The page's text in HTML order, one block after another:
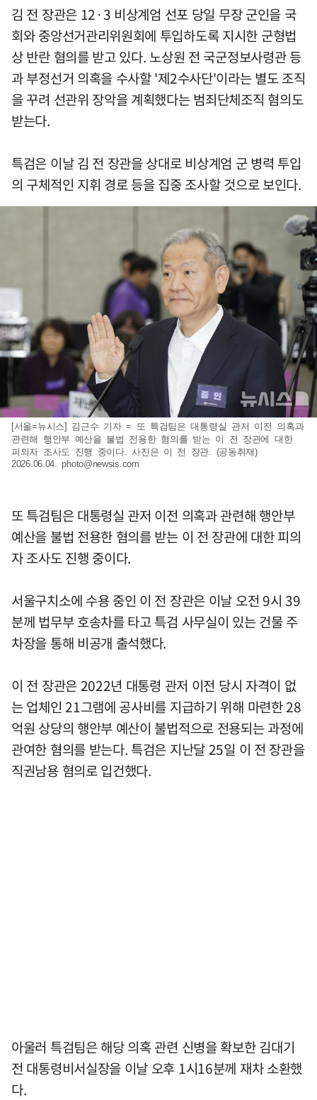
김 전 장관은 12·3 비상계엄 선포 당일 무장 군인을 국
회와 중앙선거관리위원회에 투입하도록 지시한 군형법
상 반란 혐의를 받고 있다. 노상원 전 국군정보사령관 등
과 부정선거 의혹을 수사할 '제2수사단'이라는 별도 조직
을 꾸려 선관위 장악을 계획했다는 범죄단체조직 혐의도
받는다.
특검은 이날 김 전 장관을 상대로 비상계엄 군 병력 투입
의 구체적인 지휘 경로 등을 집중 조사할 것으로 보인다.
[서울=뉴시스] 김근수 기자 = 또 특검팀은 대통령실 관저 이전 의혹과
관련해 행안부 예산을 불법 전용한 혐의를 받는 이 전 장관에 대한
피의자 조사도 진행 중이다. 사진은 이 전 장관. (공동취재)
2026.06.04.photo@newsis.com
또 특검팀은 대통령실 관저 이전 의혹과 관련해 행안부
예산을 불법 전용한 혐의를 받는 이 전 장관에 대한 피의
자 조사도 진행 중이다.
서울구치소에 수용 중인 이 전 장관은 이날 오전 9시 39
분께 법무부 호송차를 타고 특검 사무실이 있는 건물 주
차장을 통해 비공개 출석했다.
이 전 장관은 2022년 대통령 관저 이전 당시 자격이 없
는 업체인 21그램에 공사비를 지급하기 위해 마련한 28
억원 상당의 행안부 예산이 불법적으로 전용되는 과정에
관여한 혐의를 받는다. 특검은 지난달 25일 이 전 장관을
직권남용 혐의로 입건했다.
아울러 특검팀은 해당 의혹 관련 신병을 확보한 김대기
전 대통령비서실장을 이날 오후 1시16분께 재차 소환했
다.